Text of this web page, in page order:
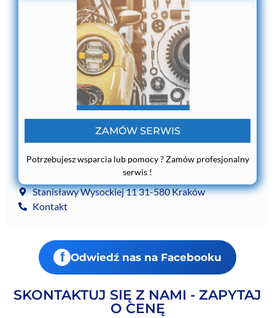
ZAMÓW SERWIS
Potrzebujesz wsparcia lub pomocy ? Zamów profesjonalny
serwis !
Stanisławy Wysockiej 11 31-580 Kraków
Kontakt
f Odwiedź nas na Facebooku
SKONTAKTUJ SIĘ Z NAMI - ZAPYTAJ
O CENĘ